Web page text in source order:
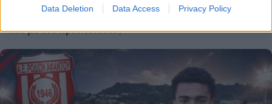
Data Deletion Data Access Privacy Policy
Το X πληρώνει πλέον μόνο για πρωτότυπο περιεχόμενο
και με δυο προυποθέσεις